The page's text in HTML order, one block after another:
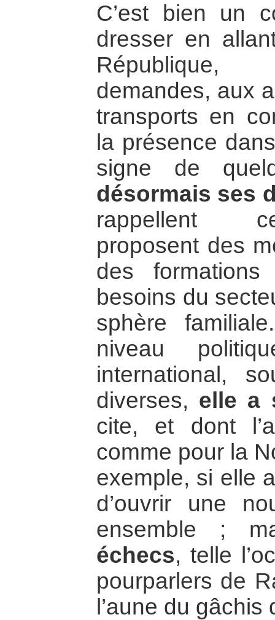
C’est bien un
dresser en
République,
demandes, aux
transports en
la présence
signe de
désormais ses
rappellent
proposent des
des
besoins du
sphère
niveau
international,
diverses, elle a
cite, et dont
comme pour la
exemple, si elle
d’ouvrir une
ensemble ;
échecs, telle
pourparlers de
l’aune du